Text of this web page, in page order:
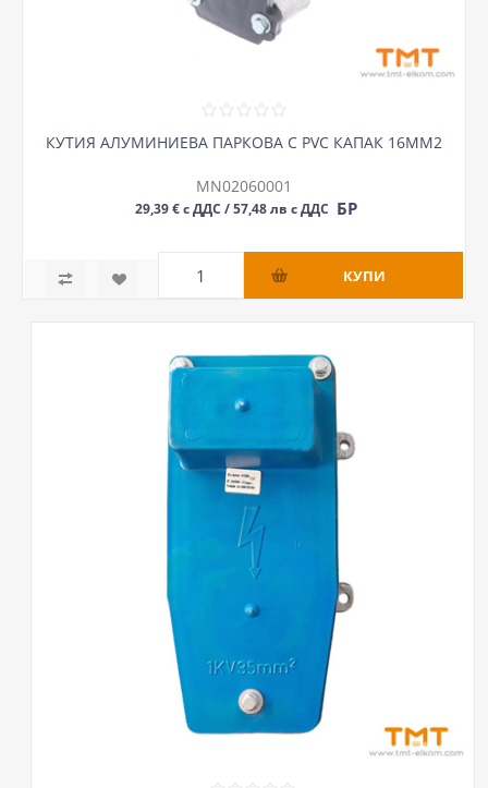
КУТИЯ АЛУМИНИЕВА ПАРКОВА С PVC КАПАК 16ММ2
MN02060001
29,39 € с ДДС / 57,48 лв с ДДС БР